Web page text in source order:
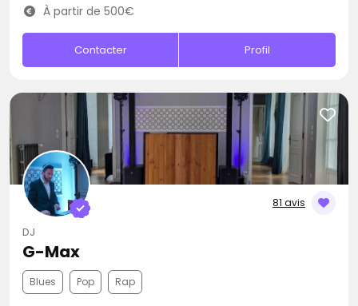
À partir de 500€
Contacter Profil
81 avis
DJ
G-Max
Blues Pop Rap